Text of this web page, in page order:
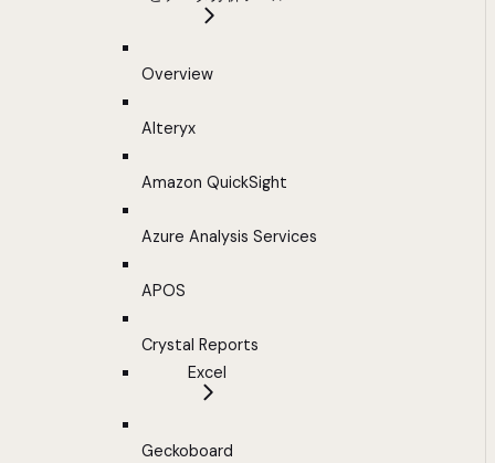
Overview
Alteryx
Amazon QuickSight
Azure Analysis Services
APOS
Crystal Reports
Excel
Geckoboard